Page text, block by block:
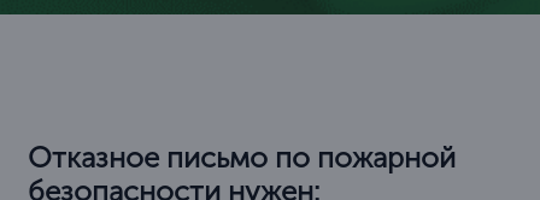
Отказное письмо по пожарной
безопасности нужен: